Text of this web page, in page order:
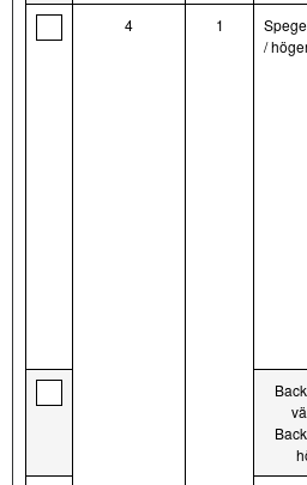
4 1
/